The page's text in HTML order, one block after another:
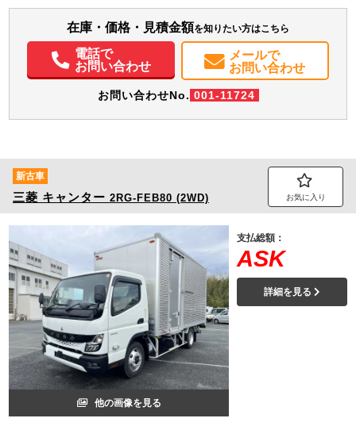
装備情報
エアコン パワステ パワーウィンドウ ABS
電動格納ミラー
ETC バックモニター
取扱説明書（一部含む）
メンテナンスノート（保証書）
在庫・価格・見積金額を知りたい方はこちら
電話で
お問い合わせ
メールで
お問い合わせ
お問い合わせNo. 001-11724
新古車
三菱 キャンター 2RG-FEB80 (2WD) お気に入り
他の画像を見る
支払総額：
ASK
詳細を見る